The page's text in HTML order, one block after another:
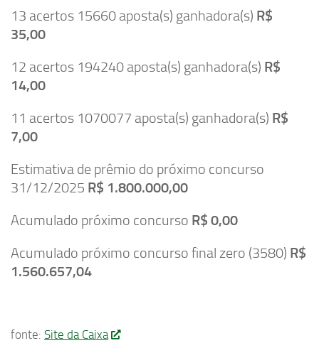
13 acertos 15660 aposta(s) ganhadora(s) R$
35,00
12 acertos 194240 aposta(s) ganhadora(s) R$
14,00
11 acertos 1070077 aposta(s) ganhadora(s) R$
7,00
Estimativa de prêmio do próximo concurso
31/12/2025 R$ 1.800.000,00
Acumulado próximo concurso R$ 0,00
Acumulado próximo concurso final zero (3580) R$
1.560.657,04
fonte: Site da Caixa